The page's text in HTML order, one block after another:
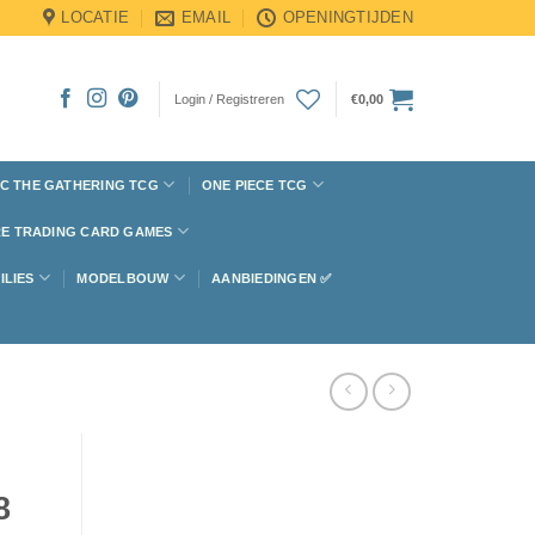
LOCATIE EMAIL OPENINGTIJDEN
Login / Registreren €0,00
THE GATHERING TCG ONE PIECE TCG
TRADING CARD GAMES
MODELBOUW AANBIEDINGEN ✅